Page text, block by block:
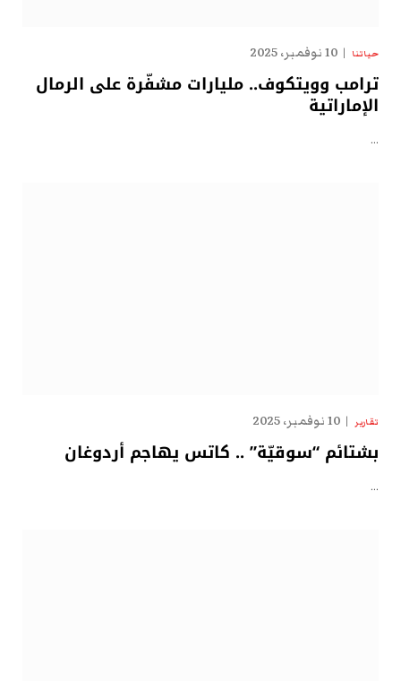
حياتنا 10 نوفمبر، 2025
ترامب وويتكوف.. مليارات مشفّرة على الرمال
الإماراتية
…
تقارير 10 نوفمبر، 2025
بشتائم “سوقيّة” .. كاتس يهاجم أردوغان
…